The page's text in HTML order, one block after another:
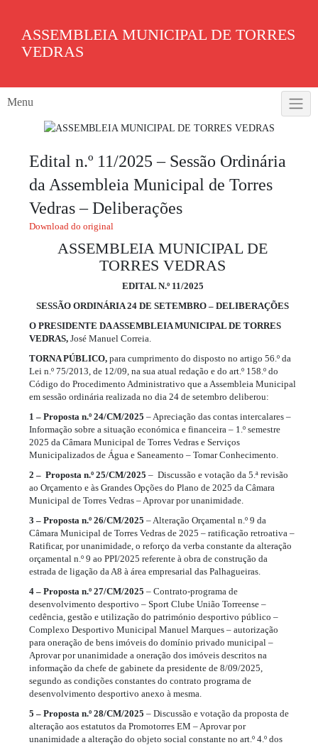
contentASSEMBLEIA MUNICIPAL DE TORRES
VEDRAS
Menu
Edital n.º 11/2025 – Sessão Ordinária
da Assembleia Municipal de Torres
Vedras – Deliberações
Download do original
ASSEMBLEIA MUNICIPAL DE
TORRES VEDRAS
EDITAL N.º 11/2025
SESSÃO ORDINÁRIA 24 DE SETEMBRO – DELIBERAÇÕES
O PRESIDENTE DA ASSEMBLEIA MUNICIPAL DE TORRES
VEDRAS, José Manuel Correia.
TORNA PÚBLICO, para cumprimento do disposto no artigo 56.º da
Lei n.º 75/2013, de 12/09, na sua atual redação e do art.º 158.º do
Código do Procedimento Administrativo que a Assembleia Municipal
em sessão ordinária realizada no dia 24 de setembro deliberou:
1 – Proposta n.º 24/CM/2025 – Apreciação das contas intercalares –
Informação sobre a situação económica e financeira – 1.º semestre
2025 da Câmara Municipal de Torres Vedras e Serviços
Municipalizados de Água e Saneamento – Tomar Conhecimento.
2 – Proposta n.º 25/CM/2025 – Discussão e votação da 5.ª revisão
ao Orçamento e às Grandes Opções do Plano de 2025 da Câmara
Municipal de Torres Vedras – Aprovar por unanimidade.
3 – Proposta n.º 26/CM/2025 – Alteração Orçamental n.º 9 da
Câmara Municipal de Torres Vedras de 2025 – ratificação retroativa –
Ratificar, por unanimidade, o reforço da verba constante da alteração
orçamental n.º 9 ao PPI/2025 referente à obra de construção da
estrada de ligação da A8 à área empresarial das Palhagueiras.
4 – Proposta n.º 27/CM/2025 – Contrato-programa de
desenvolvimento desportivo – Sport Clube União Torreense –
cedência, gestão e utilização do património desportivo público –
Complexo Desportivo Municipal Manuel Marques – autorização
para oneração de bens imóveis do domínio privado municipal –
Aprovar por unanimidade a oneração dos imóveis descritos na
informação da chefe de gabinete da presidente de 8/09/2025,
segundo as condições constantes do contrato programa de
desenvolvimento desportivo anexo à mesma.
5 – Proposta n.º 28/CM/2025 – Discussão e votação da proposta de
alteração aos estatutos da Promotorres EM – Aprovar por
unanimidade a alteração do objeto social constante no art.º 4.º dos